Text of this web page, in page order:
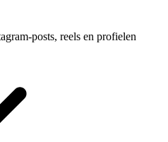
posts, reels en profielen